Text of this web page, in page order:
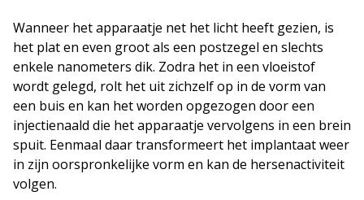
Wanneer het apparaatje net het licht heeft gezien, is
het plat en even groot als een postzegel en slechts
enkele nanometers dik. Zodra het in een vloeistof
wordt gelegd, rolt het uit zichzelf op in de vorm van
een buis en kan het worden opgezogen door een
injectienaald die het apparaatje vervolgens in een brein
spuit. Eenmaal daar transformeert het implantaat weer
in zijn oorspronkelijke vorm en kan de hersenactiviteit
volgen.